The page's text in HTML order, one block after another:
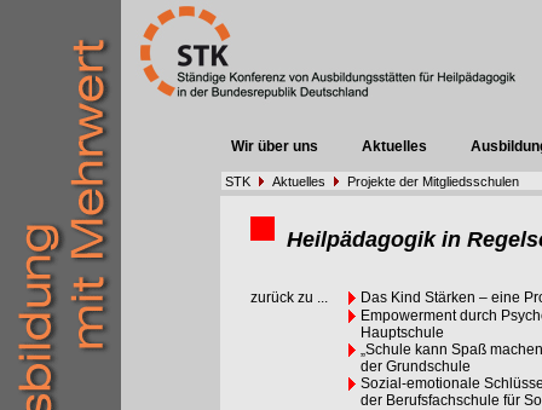
Wir über uns Aktuelles
STK Aktuelles Projekte der Mitgliedsschulen
Heilpädagogik in
zurück zu ...
Das Kind Stärken – eine
Empowerment durch
Hauptschule
„Schule kann Spaß
der Grundschule
Sozial-emotionale
der Berufsfachschule für